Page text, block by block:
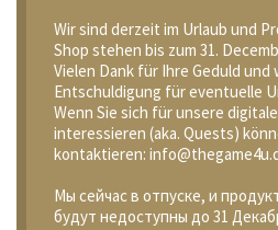
Wir sind derzeit im Urlaub und
Shop stehen bis zum 31.
Vielen Dank für Ihre Geduld und
Entschuldigung für eventuelle
Wenn Sie sich für unsere
interessieren (aka. Quests)
kontaktieren:
Мы сейчас в отпуске, и
будут недоступны до 31